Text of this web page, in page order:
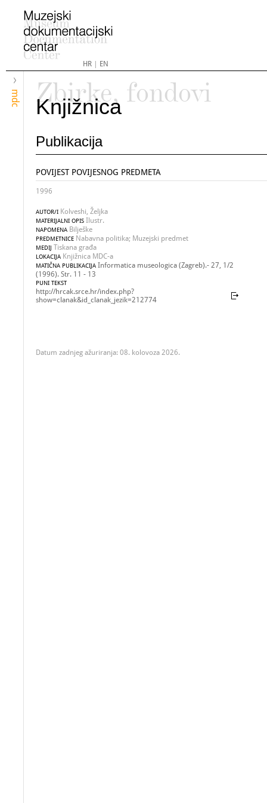
HR| EN
mdc
Zbirke, fondovi
Knjižnica
Publikacija
POVIJEST POVIJESNOG PREDMETA
1996
AUTOR/I Kolveshi, Željka
MATERIJALNI OPIS Ilustr.
NAPOMENA Bilješke
PREDMETNICE Nabavna politika; Muzejski predmet
MEDIJ Tiskana građa
LOKACIJA Knjižnica MDC-a
MATIČNA PUBLIKACIJA Informatica museologica (Zagreb).- 27, 1/2
(1996). Str. 11 - 13
PUNI TEKST
http://hrcak.srce.hr/index.php?
show=clanak&id_clanak_jezik=212774
Datum zadnjeg ažuriranja: 08. kolovoza 2026.